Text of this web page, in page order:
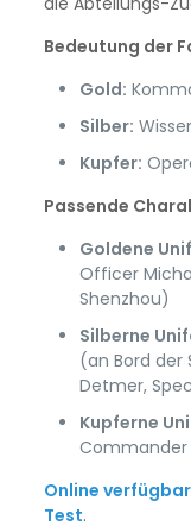
Bedeutung der
Gold:
Silber:
Kupfer:
Passende
Goldene
Officer
Shenzhou)
Silberne
(an Bord der
Detmer,
Kupferne
Commander
Online
Test.